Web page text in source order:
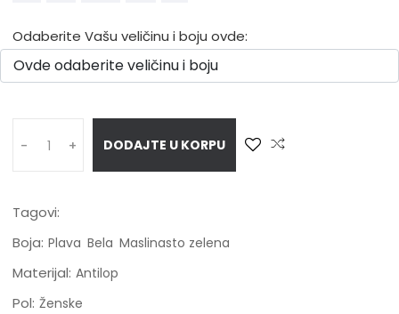
Odaberite Vašu veličinu i boju ovde:
- + DODAJTE U KORPU
Tagovi:
Boja: Plava Bela Maslinasto zelena
Materijal: Antilop
Pol: Ženske